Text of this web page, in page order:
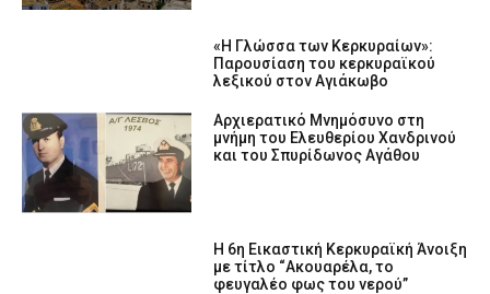
«Η Γλώσσα των Κερκυραίων»:
Παρουσίαση του κερκυραϊκού
λεξικού στον Αγιάκωβο
Αρχιερατικό Μνημόσυνο στη
μνήμη του Ελευθερίου Χανδρινού
και του Σπυρίδωνος Αγάθου
Η 6η Εικαστική Κερκυραϊκή Άνοιξη
με τίτλο “Ακουαρέλα, το
φευγαλέο φως του νερού”